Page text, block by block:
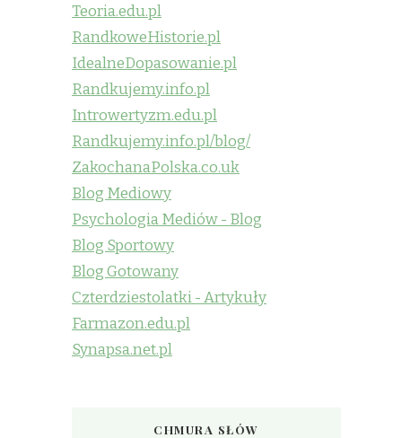
Teoria.edu.pl
RandkoweHistorie.pl
IdealneDopasowanie.pl
Randkujemy.info.pl
Introwertyzm.edu.pl
Randkujemy.info.pl/blog/
ZakochanaPolska.co.uk
Blog Mediowy
Psychologia Mediów - Blog
Blog Sportowy
Blog Gotowany
Czterdziestolatki - Artykuły
Farmazon.edu.pl
Synapsa.net.pl
CHMURA SŁÓW